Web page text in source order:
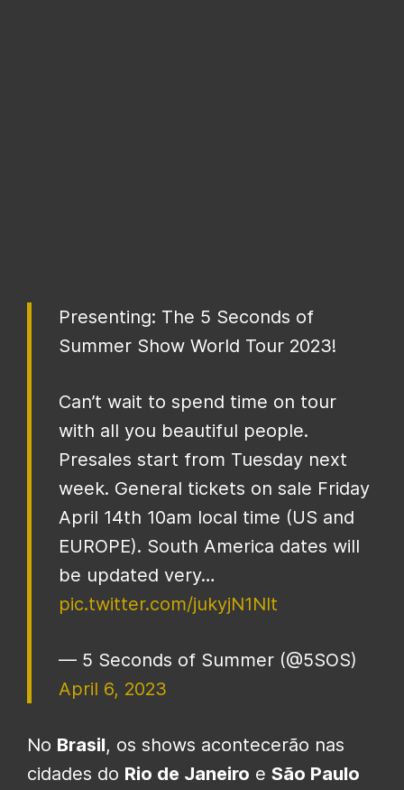
Presenting: The 5 Seconds of
Summer Show World Tour 2023!
Can’t wait to spend time on tour
with all you beautiful people.
Presales start from Tuesday next
week. General tickets on sale Friday
April 14th 10am local time (US and
EUROPE). South America dates will
be updated very…
pic.twitter.com/jukyjN1NIt
— 5 Seconds of Summer (@5SOS)
April 6, 2023
No Brasil, os shows acontecerão nas
cidades do Rio de Janeiro e São Paulo